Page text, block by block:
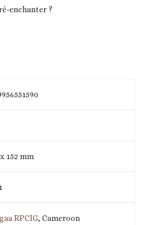
enchanter ?
152 mm
RPCIG, Cameroon